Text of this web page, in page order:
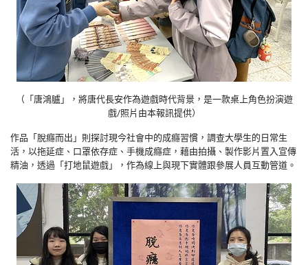
（「唐鴻臚」，將唐代長安作為遊戲時代背景，是一款桌上角色扮演遊
戲/照片由本報訊提供）
作品「脫癮而出」則探討現今社會中的成癮習慣，調查大學生的日常生
活，以拖延症、口罩依存症、手機成癮症，藉由拍攝、製作影片置入宣傳
精油，透過「打地鼠遊戲」，作為線上與現下實體跟參展人員互動管道。